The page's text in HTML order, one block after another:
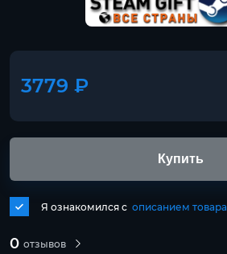
3779 ₽
0 отзывов
Я ознакомился с описанием товара
Купить